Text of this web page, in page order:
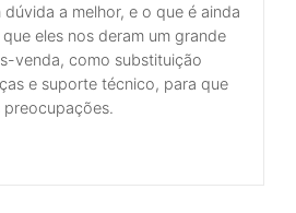
dúvida a melhor, e o que é ainda
eles nos deram um grande
venda, como substituição
e suporte técnico, para que
preocupações.